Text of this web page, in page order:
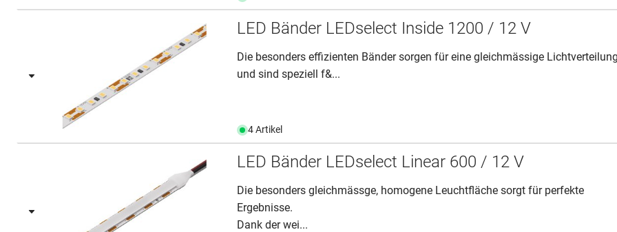
LED Bänder LEDselect Inside 1200 / 12 V
Die besonders effizienten Bänder sorgen für eine gleichmässige
und sind speziell f&...
4 Artikel
LED Bänder LEDselect Linear 600 / 12 V
Die besonders gleichmässge, homogene Leuchtfläche sorgt für perfekte
Ergebnisse.
Dank der wei...